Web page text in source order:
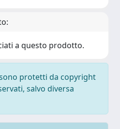
a questo prodotto.
protetti da copyright
salvo diversa